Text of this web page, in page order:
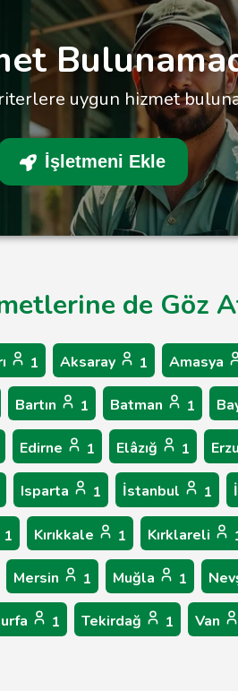
uygun hizmet
İşletmeni Ekle
de Göz
1 Aksaray 1 Amasya
Bartın 1 Batman 1
Edirne 1 Elâzığ 1
Isparta 1 İstanbul 1
1 Kırıkkale 1 Kırklareli
Mersin 1 Muğla 1
1 Tekirdağ 1 Van